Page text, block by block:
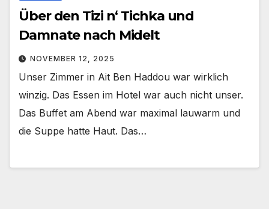
Über den Tizi n‘ Tichka und
Damnate nach Midelt
NOVEMBER 12, 2025
Unser Zimmer in Ait Ben Haddou war wirklich
winzig. Das Essen im Hotel war auch nicht unser.
Das Buffet am Abend war maximal lauwarm und
die Suppe hatte Haut. Das…